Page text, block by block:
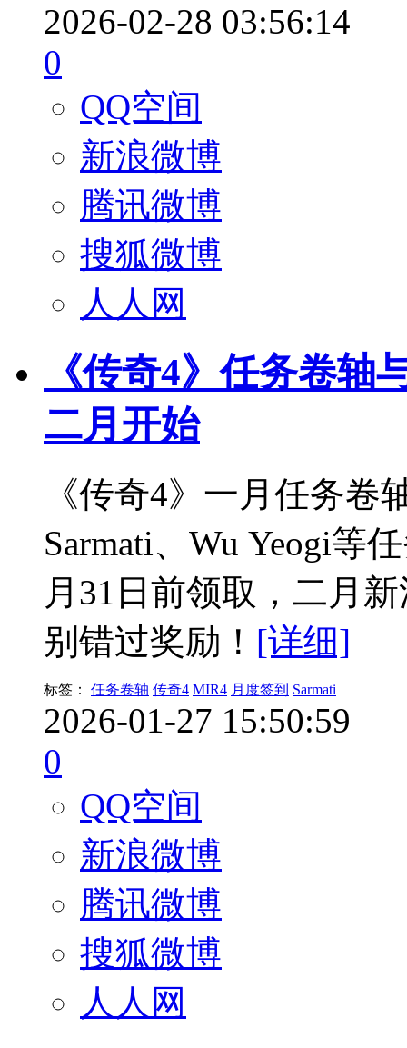
2026-02-28 03:56:14
0
QQ空间
新浪微博
腾讯微博
搜狐微博
人人网
《传奇4》任务卷轴
二月开始
《传奇4》一月任务
Sarmati、Wu Yeogi等
月31日前领取，二月
别错过奖励！ [详细]
标签： 任务卷轴 传奇4 MIR4 月度签到 Sarmati
2026-01-27 15:50:59
0
QQ空间
新浪微博
腾讯微博
搜狐微博
人人网